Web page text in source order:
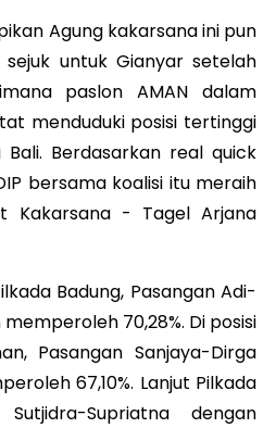
Agung kakarsana ini pun
untuk Gianyar setelah
paslon AMAN dalam
menduduki posisi tertinggi
Berdasarkan real quick
bersama koalisi itu meraih
Kakarsana - Tagel Arjana
Badung, Pasangan Adi-
70,28%. Di posisi
Pasangan Sanjaya-Dirga
67,10%. Lanjut Pilkada
Supriatna dengan